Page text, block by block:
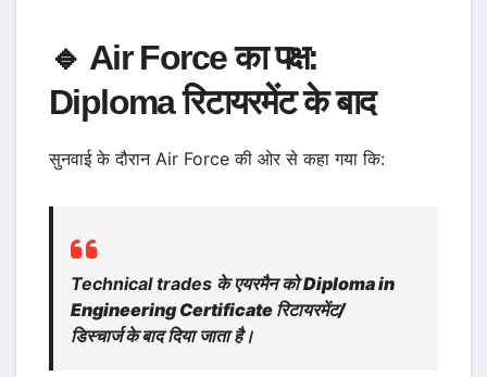
🔹 Air Force का पक्ष:
Diploma रिटायरमेंट के बाद
सुनवाई के दौरान Air Force की ओर से कहा गया कि:
Technical trades के एयरमैन कोDiploma in
Engineering Certificate रिटायरमेंट/
डिस्चार्ज के बाददिया जाता है।